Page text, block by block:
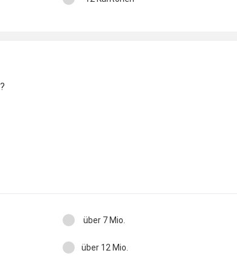
über 7 Mio.
über 12 Mio.